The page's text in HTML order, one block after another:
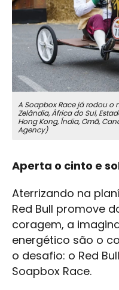
A Soapbox Race já rodou o
Zelândia, África do Sul,
Hong Kong, Índia, Omã,
Agency)
Aperta o cinto e
Aterrizando na
Red Bull promove
coragem, a
energético são o
o desafio: o Red
Soapbox Race.